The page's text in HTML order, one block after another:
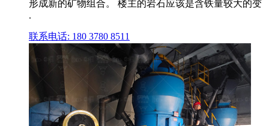
形成新的矿物组合。 楼主的岩石应该是含铁量较大的变
.
联系电话: 180 3780 8511